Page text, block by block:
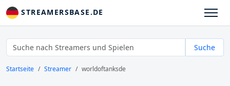
STREAMERSBASE.DE
Suche
Startseite Streamer worldoftanksde